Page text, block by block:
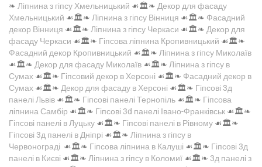
❧ Ліпнина з гіпсу Хмельницький ☙🏛️❧ Декор для фасаду
Хмельницький ☙🏛️❧ Ліпнина з гіпсу Вінниця ☙🏛️❧ Фасадний
декор Вінниця ☙🏛️❧ Ліпнина з гіпсу Черкаси ☙🏛️❧ Декор для
фасаду Черкаси ☙🏛️❧ Гіпсова ліпнина Кропивницький ☙🏛️❧
Фасадний декор Кропивницький ☙🏛️❧ Ліпнина з гіпсу Миколаїв
☙🏛️❧ Декор для фасаду Миколаїв ☙🏛️❧ Ліпнина з гіпсу в
Сумах ☙🏛️❧ Гіпсовий декор в Херсоні ☙🏛️❧ Фасадний декор в
Сумах ☙🏛️❧ Декор для фасаду в Херсоні ☙🏛️❧ Гіпсові 3д
панелі Львів ☙🏛️❧ Гіпсові панелі Тернопіль ☙🏛️❧ Гіпсова
ліпнина Самбір ☙🏛️❧ Гіпсові 3d панелі Івано-Франківськ ☙🏛️❧
Гіпсові панелі в Луцьку ☙🏛️❧ Гіпсові панелі в Рівному ☙🏛️❧
Гіпсові 3д панелі в Дніпрі ☙🏛️❧ Ліпнина з гіпсу в
Червонограді ☙🏛️❧ Гіпсова ліпнина в Калуші ☙🏛️❧ Гіпсові 3д
панелі в Києві ☙🏛️❧ Ліпнина з гіпсу в Коломиї ☙🏛️❧ 3д панелі з